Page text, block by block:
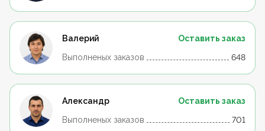
Валерий
Оставить заказ
Выполненых заказов
648
Александр
Оставить заказ
Выполненых заказов
701